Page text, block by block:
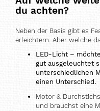
du achten?
Neben der Basis gibt es
erleichtern. Aber welche
LED-Licht –
gut ausgeleuchtet
unterschiedlichen
einen Unterschied.
Motor &
und brauchst eine